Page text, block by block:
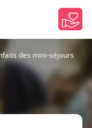
des mini-séjours